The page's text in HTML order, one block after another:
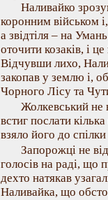
Наливайко
коронним військом
а звідтіля – на
оточити козаків, і
Відчувши лихо,
закопав у землю і,
Чорного Лісу та
Жолкевський не
встиг послати
взяло його до
Запорожці не
голосів на раді, що
дехто натякав
Наливайка, що